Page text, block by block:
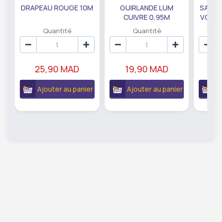
DRAPEAU ROUGE 10M
Quantité
25,90 MAD
Ajouter au panier
GUIRLANDE LUM
CUIVRE 0,95M
DE79207
Quantité
19,90 MAD
Ajouter au panier